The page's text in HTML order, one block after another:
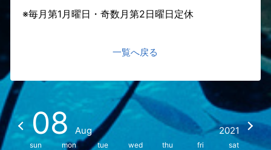
※毎月第1月曜日・奇数月第2日曜日定休
一覧へ戻る
08 Aug 2021
sun mon tue wed thu fri
sat